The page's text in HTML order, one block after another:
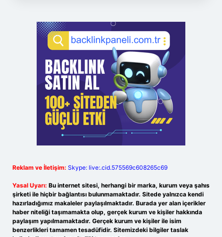
Reklam ve İletişim: Skype: live:.cid.575569c608265c69
Yasal Uyarı: Bu internet sitesi, herhangi bir marka, kurum veya şahıs
şirketi ile hiçbir bağlantısı bulunmamaktadır. Sitede yalnızca kendi
hazırladığımız makaleler paylaşılmaktadır. Burada yer alan içerikler
haber niteliği taşımamakta olup, gerçek kurum ve kişiler hakkında
paylaşım yapılmamaktadır. Gerçek kurum ve kişiler ile isim
benzerlikleri tamamen tesadüfidir. Sitemizdeki bilgiler taslak